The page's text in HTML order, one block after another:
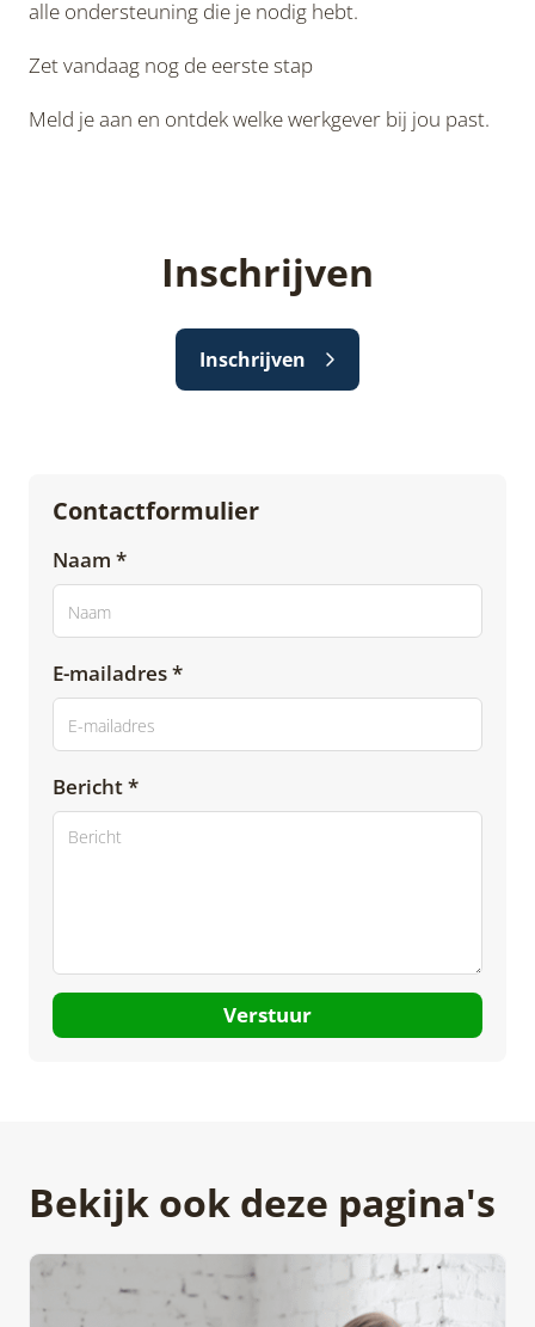
alle ondersteuning die je nodig hebt.
Zet vandaag nog de eerste stap
Meld je aan en ontdek welke werkgever bij jou past.
Inschrijven
Inschrijven
Contactformulier
Naam *
E-mailadres *
Bericht *
Verstuur
Bekijk ook deze pagina's